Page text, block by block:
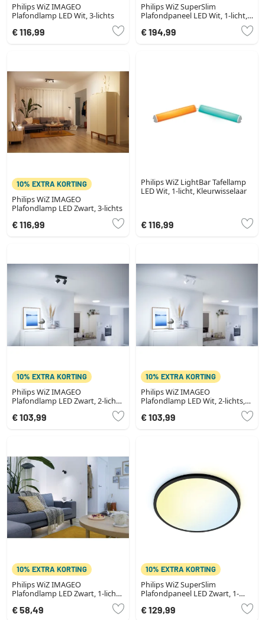
Philips WiZ IMAGEO
Plafondlamp LED Wit, 3-lichts
€ 116,99
Philips WiZ SuperSlim
Plafondpaneel LED Wit, 1-licht,
€ 194,99
10% EXTRA KORTING
Philips WiZ IMAGEO
Plafondlamp LED Zwart, 3-lichts
€ 116,99
Philips WiZ LightBar Tafellamp
LED Wit, 1-licht, Kleurwisselaar
€ 116,99
10% EXTRA KORTING
Philips WiZ IMAGEO
Plafondlamp LED Zwart, 2-lichts,
€ 103,99
10% EXTRA KORTING
Philips WiZ IMAGEO
Plafondlamp LED Wit, 2-lichts,
€ 103,99
10% EXTRA KORTING
Philips WiZ IMAGEO
Plafondlamp LED Zwart, 1-licht,
€ 58,49
10% EXTRA KORTING
Philips WiZ SuperSlim
Plafondpaneel LED Zwart, 1-
€ 129,99